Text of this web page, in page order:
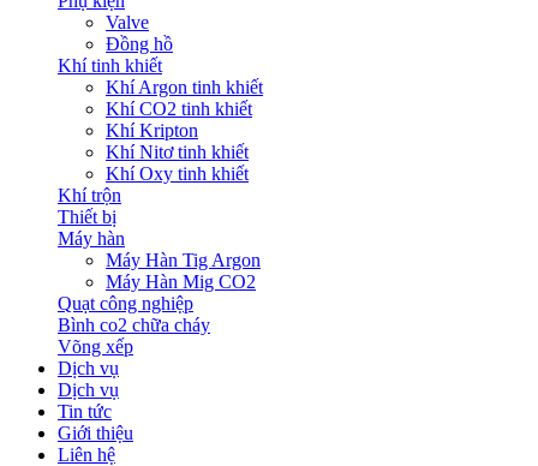
Valve
Đồng hồ
Khí tinh khiết
Khí Argon tinh khiết
Khí CO2 tinh khiết
Khí Kripton
Khí Nitơ tinh khiết
Khí Oxy tinh khiết
Khí trộn
Thiết bị
Máy hàn
Máy Hàn Tig Argon
Máy Hàn Mig CO2
Quạt công nghiệp
Bình co2 chữa cháy
Võng xếp
Dịch vụ
Dịch vụ
Tin tức
Giới thiệu
Liên hệ